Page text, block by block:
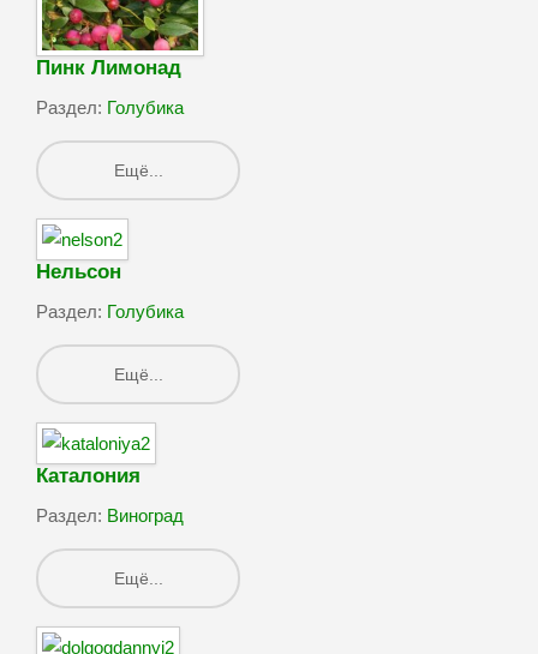
Пинк Лимонад
Раздел: Голубика
Ещё...
Нельсон
Раздел: Голубика
Ещё...
Каталония
Раздел: Виноград
Ещё...